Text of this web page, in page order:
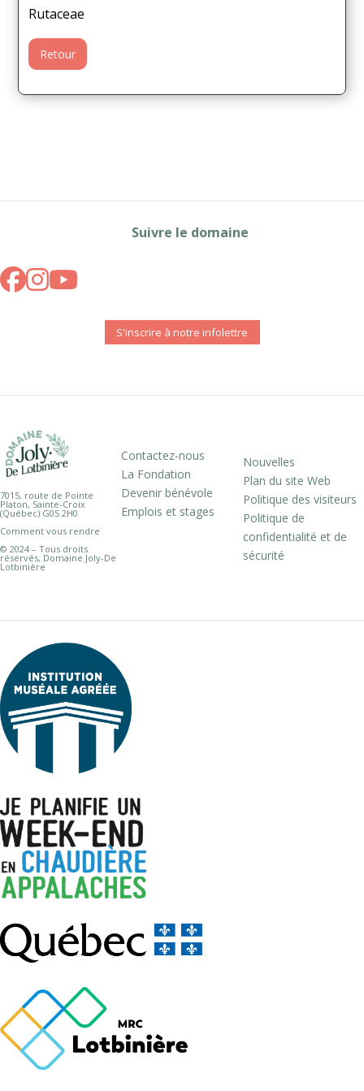
Rutaceae
Retour
Suivre le domaine
S'inscrire à notre infolettre
7015, route de Pointe
Platon, Sainte-Croix
(Québec) G0S 2H0
Comment vous rendre
© 2024 – Tous droits
réservés, Domaine Joly-De
Lotbinière
Contactez-nous
La Fondation
Devenir bénévole
Emplois et stages
Nouvelles
Plan du site Web
Politique des visiteurs
Politique de
confidentialité et de
sécurité